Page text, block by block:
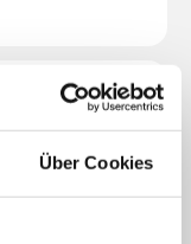
Über Cookies
entsteht